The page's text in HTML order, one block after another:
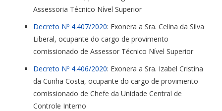
Assessoria Técnico Nível Superior
Decreto Nº 4.407/2020: Exonera a Sra. Celina da Silva
Liberal, ocupante do cargo de provimento
comissionado de Assessor Técnico Nível Superior
Decreto Nº 4.406/2020: Exonera a Sra. Izabel Cristina
da Cunha Costa, ocupante do cargo de provimento
comissionado de Chefe da Unidade Central de
Controle Interno